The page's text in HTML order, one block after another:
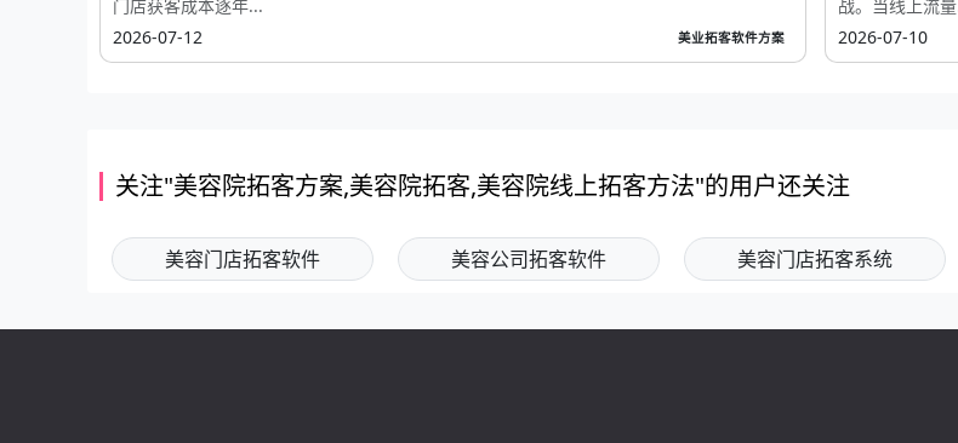
门店获客成本逐年...
2026-07-12
美业拓客软件方案
战。当线上流
2026-07-10
关注"美容院拓客方案,美容院拓客,美容院线上拓客方法"的用户还关注
美容门店拓客软件 美容公司拓客软件 美容门店拓客系统